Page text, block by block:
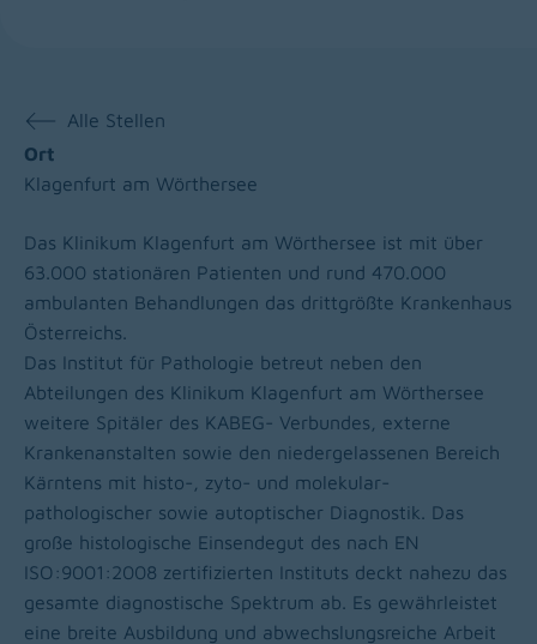
Alle Stellen
Ort
Klagenfurt am Wörthersee
Das Klinikum Klagenfurt am Wörthersee ist mit über
63.000 stationären Patienten und rund 470.000
ambulanten Behandlungen das drittgrößte Krankenhaus
Österreichs.
Das Institut für Pathologie betreut neben den
Abteilungen des Klinikum Klagenfurt am Wörthersee
weitere Spitäler des KABEG- Verbundes, externe
Krankenanstalten sowie den niedergelassenen Bereich
Kärntens mit histo-, zyto- und molekular-
pathologischer sowie autoptischer Diagnostik. Das
große histologische Einsendegut des nach EN
ISO:9001:2008 zertifizierten Instituts deckt nahezu das
gesamte diagnostische Spektrum ab. Es gewährleistet
eine breite Ausbildung und abwechslungsreiche Arbeit